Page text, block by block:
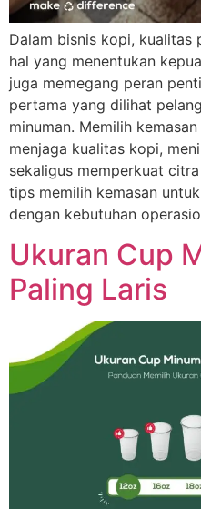
Dalam bisnis kopi, kualitas
hal yang menentukan
juga memegang peran
pertama yang dilihat
minuman. Memilih
menjaga kualitas kopi,
sekaligus memperkuat
tips memilih kemasan
dengan kebutuhan
Ukuran Cup
Paling Laris